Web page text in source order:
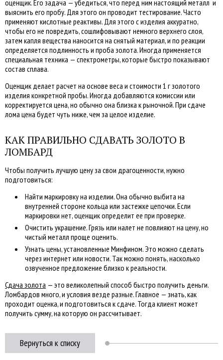
оценщик. Его задача — убедиться, что перед ним настоящий металл и
выяснить его пробу. Для этого он проводит тестирование. Часто
применяют кислотные реактивы. Для этого с изделия аккуратно,
чтобы его не повредить, сошлифовывают немного верхнего слоя,
затем капля вещества наносится на снятый материал, и по реакции
определяется подлинность и проба золота. Иногда применяется
специальная техника — спектрометры, которые быстро показывают
состав сплава.
Оценщик делает расчет на основе веса и стоимости 1 г золотого
изделия конкретной пробы. Иногда добавляются комиссии или
корректируется цена, но обычно она близка к рыночной. При сдаче
лома цена будет чуть ниже, чем за целое изделие.
КАК ПРАВИЛЬНО СДАВАТЬ ЗОЛОТО В
ЛОМБАРД
Чтобы получить лучшую цену за свои драгоценности, нужно
подготовиться:
Найти маркировку на изделии. Она обычно выбита на
внутренней стороне кольца или застежке цепочки. Если
маркировки нет, оценщик определит ее при проверке.
Очистить украшение. Грязь или налет не повлияют на цену, но
чистый металл проще оценить.
Узнать цены, установленные Минфином. Это можно сделать
через интернет или новости. Так можно понять, насколько
озвученное предложение близко к реальности.
Сдача золота — это великолепный способ быстро получить деньги.
Ломбардов много, и условия везде разные. Главное — знать, как
проходит оценка, и подготовиться к сдаче. Тогда клиент может
получить сумму, на которую он рассчитывает.
Вернуться к списку